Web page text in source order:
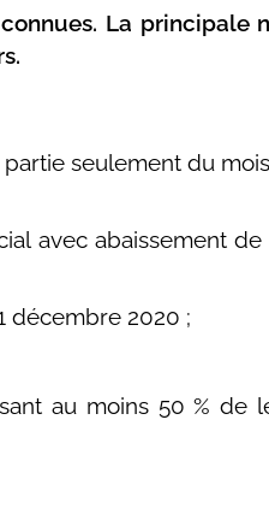
La principale
seulement du
avec abaissement de
décembre 2020 ;
au moins 50 % de